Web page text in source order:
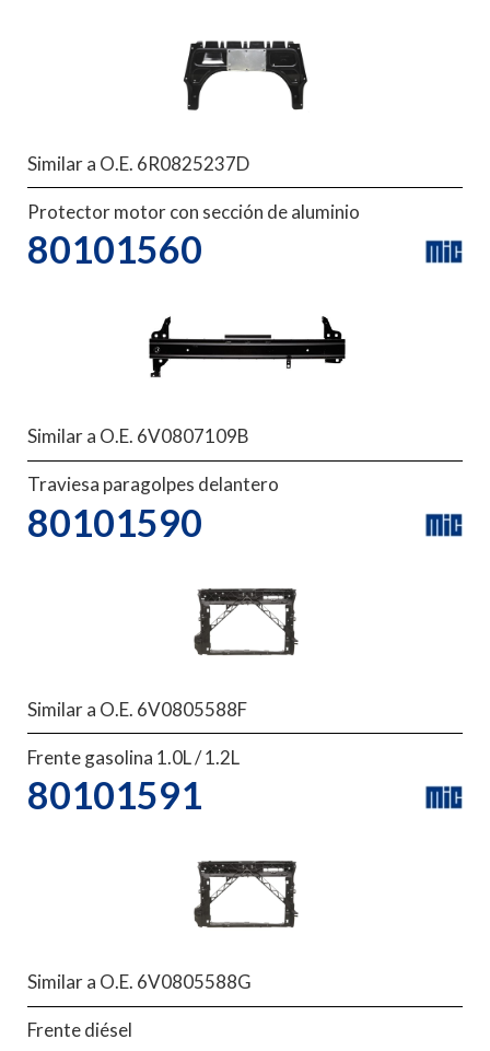
Similar a O.E. 6R0825237D
Protector motor con sección de aluminio
80101560
Similar a O.E. 6V0807109B
Traviesa paragolpes delantero
80101590
Similar a O.E. 6V0805588F
Frente gasolina 1.0L / 1.2L
80101591
Similar a O.E. 6V0805588G
Frente diésel